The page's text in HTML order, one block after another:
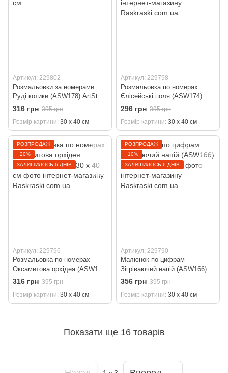
Артикул: 229802
Розмальовки за номерами
Руді котики (ASW178) ArtStory
30 х 40 см
316 грн 395 грн
Розмір картини 30 х 40 см
Артикул: 229798
Розмальовка по номерах
Єлісейські поля (ASW174)
ArtStory 30 х 40 см
296 грн 395 грн
Розмір картини 30 х 40 см
РОЗПРОДАЖ
−20%
ЗАЛИШИЛОСЬ 6 ДНІВ
Артикул: 229796
Розмальовка по номерах
Оксамитова орхідея (ASW172)
ArtStory 30 х 40 см
316 грн 395 грн
Розмір картини 30 х 40 см
РОЗПРОДАЖ
−10%
ЗАЛИШИЛОСЬ 6 ДНІВ
Артикул: 229790
Малюнок по цифрам
Зігріваючий напій (ASW166)
ArtStory 30 х 40 см
356 грн 395 грн
Розмір картини 30 х 40 см
Показати ще 16 товарів